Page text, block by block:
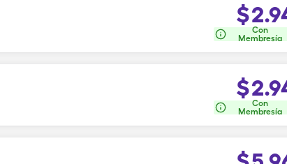
$
Con
Membresía
$
Con
Membresía